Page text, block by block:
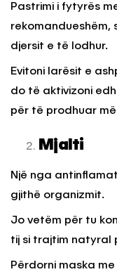
Pastrimi i fytyrës
rekomandueshëm,
djersit e të lodhur.
Evitoni larësit e
do të aktivizoni
për të prodhuar
Mjalti
Një nga
gjithë organizmit.
Jo vetëm për tu
tij si trajtim natyral
Përdorni maska